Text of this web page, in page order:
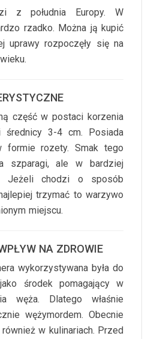
z południa Europy. W
rzadko. Można ją kupić
uprawy rozpoczęły się na
część w postaci korzenia
3-4 cm. Posiada
formie rozety. Smak tego
szparagi, ale w bardziej
Jeżeli chodzi o sposób
trzymać to warzywo
miejscu.
NA ZDROWIE
wykorzystywana była do
środek pomagający w
węża. Dlatego właśnie
wężymordem. Obecnie
w kulinariach. Przed